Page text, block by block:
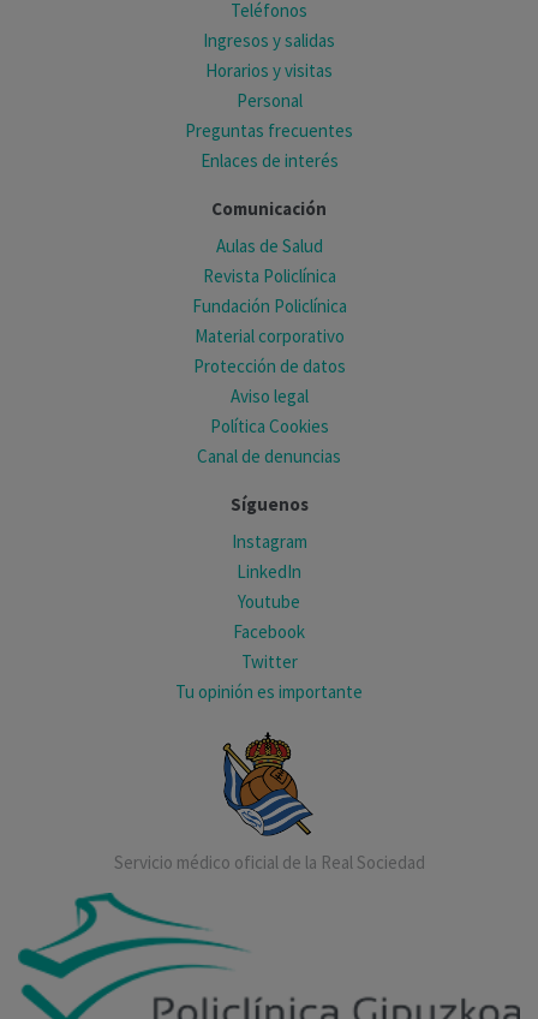
Teléfonos
Ingresos y salidas
Horarios y visitas
Personal
Preguntas frecuentes
Enlaces de interés
Comunicación
Aulas de Salud
Revista Policlínica
Fundación Policlínica
Material corporativo
Protección de datos
Aviso legal
Política Cookies
Canal de denuncias
Síguenos
Instagram
LinkedIn
Youtube
Facebook
Twitter
Tu opinión es importante
Servicio médico oficial de la Real Sociedad